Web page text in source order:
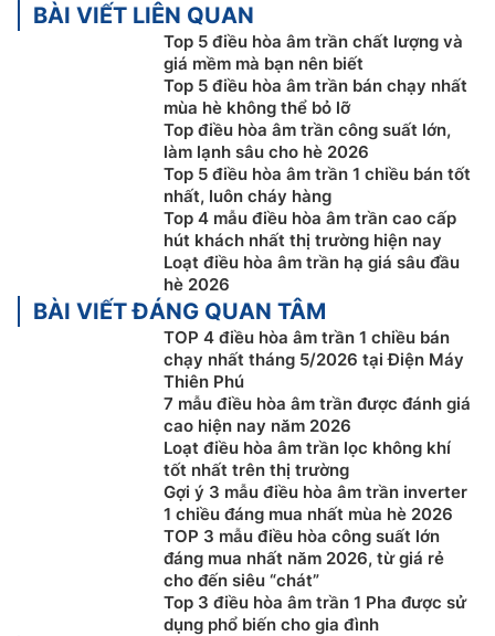
Máy điều hòa – lọc không khí hai trong một
Máy điều hòa âm trần inverterLG
ZTNQ48GYLA0/ZUAD1 được trang bị hệ thống lọc
không khí. Trải qua 4 bước trong quy trình làm sạch
không khí loại bỏ bụi siêu mịn, mùi khó chịu và vi
khuẩn trùng để đảm bảo một môi trường sống trong
sạch, và lành mạnh.
BÀI VIẾT LIÊN QUAN
Top 5 điều hòa âm trần chất lượng và
giá mềm mà bạn nên biết
Top 5 điều hòa âm trần bán chạy nhất
mùa hè không thể bỏ lỡ
Top điều hòa âm trần công suất lớn,
làm lạnh sâu cho hè 2026
Top 5 điều hòa âm trần 1 chiều bán tốt
nhất, luôn cháy hàng
Top 4 mẫu điều hòa âm trần cao cấp
hút khách nhất thị trường hiện nay
Loạt điều hòa âm trần hạ giá sâu đầu
hè 2026
BÀI VIẾT ĐÁNG QUAN TÂM
TOP 4 điều hòa âm trần 1 chiều bán
chạy nhất tháng 5/2026 tại Điện Máy
Thiên Phú
7 mẫu điều hòa âm trần được đánh giá
cao hiện nay năm 2026
Loạt điều hòa âm trần lọc không khí
tốt nhất trên thị trường
Gợi ý 3 mẫu điều hòa âm trần inverter
1 chiều đáng mua nhất mùa hè 2026
TOP 3 mẫu điều hòa công suất lớn
đáng mua nhất năm 2026, từ giá rẻ
cho đến siêu “chát”
Top 3 điều hòa âm trần 1 Pha được sử
dụng phổ biến cho gia đình